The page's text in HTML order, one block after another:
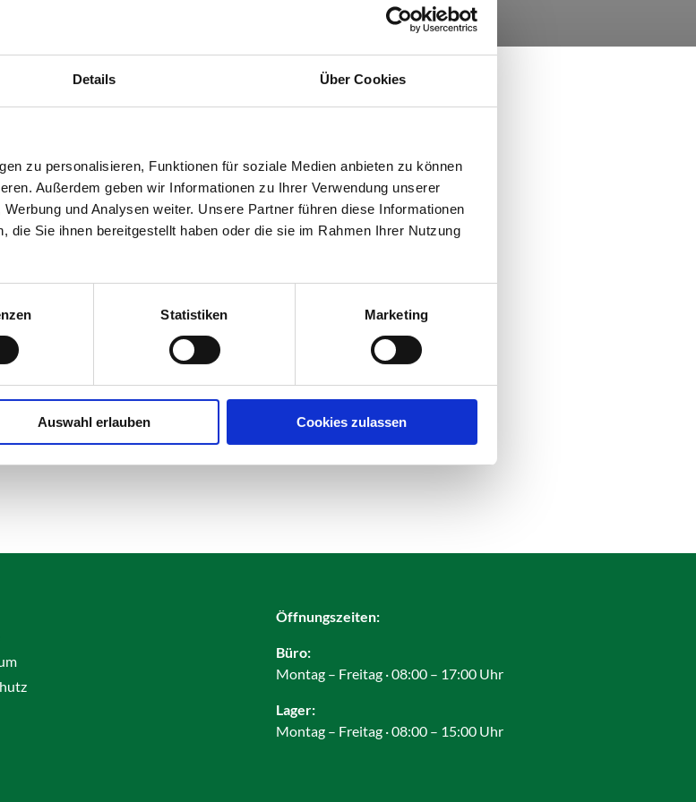
Details Über Cookies
zu personalisieren, Funktionen für soziale Medien anbieten zu können
Außerdem geben wir Informationen zu Ihrer Verwendung unserer
und Analysen weiter. Unsere Partner führen diese Informationen
die Sie ihnen bereitgestellt haben oder die sie im Rahmen Ihrer Nutzung
Statistiken Marketing
Auswahl erlauben Cookies zulassen
Öffnungszeiten:
Büro:
Montag – Freitag · 08:00 – 17:00 Uhr
Lager:
Montag – Freitag · 08:00 – 15:00 Uhr